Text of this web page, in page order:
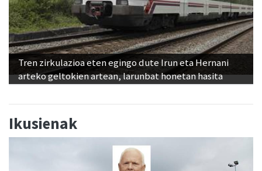
Tren zirkulazioa eten egingo dute Irun eta Hernani
arteko geltokien artean, larunbat honetan hasita
Ikusienak